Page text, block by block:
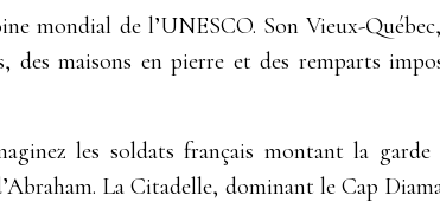
mondial de l’UNESCO. Son Vieux-
des maisons en pierre et des remparts
les soldats français montant la
La Citadelle, dominant le Cap